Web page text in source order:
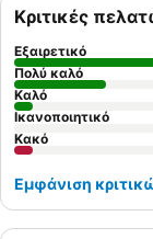
Κριτικές
Εξαιρετικό
Πολύ καλό
Καλό
Ικανοποιητικό
Κακό
Εμφάνιση